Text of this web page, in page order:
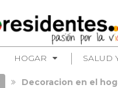
HOGAR SALUD
Decoracion en el